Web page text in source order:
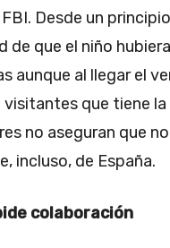
Desde un
de que el niño
aunque al llegar el
visitantes que tiene la
no aseguran que
incluso, de España.
colaboración